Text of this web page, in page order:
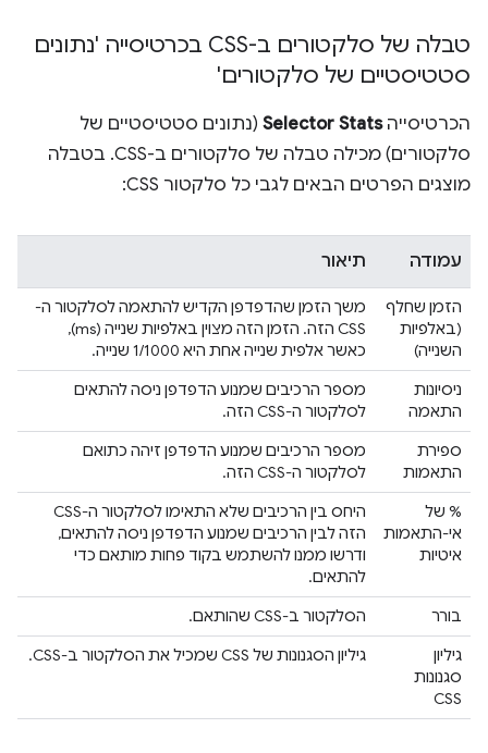
טבלה של סלקטורים ב-CSS בכרטיסייה 'נתונים
סטטיסטיים של סלקטורים'
הכרטיסייהSelector Stats (נתונים סטטיסטיים של
סלקטורים) מכילה טבלה של סלקטורים ב-CSS. בטבלה
מוצגים הפרטים הבאים לגבי כל סלקטור CSS:
עמודה תיאור
הזמן שחלף
(באלפיות
השנייה)
משך הזמן שהדפדפן הקדיש להתאמה לסלקטור ה-
CSS הזה. הזמן הזה מצוין באלפיות שנייה (ms),
כאשר אלפית שנייה אחת היא 1/1000 שנייה.
ניסיונות
התאמה
מספר הרכיבים שמנוע הדפדפן ניסה להתאים
לסלקטור ה-CSS הזה.
ספירת
התאמות
מספר הרכיבים שמנוע הדפדפן זיהה כתואם
לסלקטור ה-CSS הזה.
‫% של
אי-התאמות
איטיות
היחס בין הרכיבים שלא התאימו לסלקטור ה-CSS
הזה לבין הרכיבים שמנוע הדפדפן ניסה להתאים,
ודרשו ממנו להשתמש בקוד פחות מותאם כדי
להתאים.
בורר
הסלקטור ב-CSS שהותאם.
גיליון
סגנונות
CSS
גיליון הסגנונות של CSS שמכיל את הסלקטור ב-CSS.